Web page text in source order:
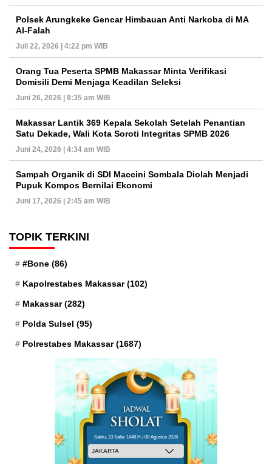
Polsek Arungkeke Gencar Himbauan Anti Narkoba di MA
Al-Falah
Juli 22, 2026 | 4:22 pm WIB
Orang Tua Peserta SPMB Makassar Minta Verifikasi
Domisili Demi Menjaga Keadilan Seleksi
Juni 26, 2026 | 8:35 am WIB
Makassar Lantik 369 Kepala Sekolah Setelah Penantian
Satu Dekade, Wali Kota Soroti Integritas SPMB 2026
Juni 24, 2026 | 4:34 am WIB
Sampah Organik di SDI Maccini Sombala Diolah Menjadi
Pupuk Kompos Bernilai Ekonomi
Juni 17, 2026 | 2:45 am WIB
TOPIK TERKINI
#Bone (86)
Kapolrestabes Makassar(102)
Makassar(282)
Polda Sulsel (95)
Polrestabes Makassar(1687)
Sabtu, 23 Safar 1448 H / 08 Agustus 2026